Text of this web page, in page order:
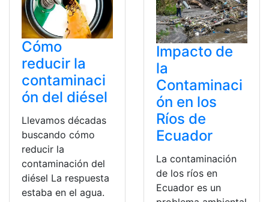
Cómo
reducir la
contaminaci
ón del diésel
Llevamos décadas
buscando cómo
reducir la
contaminación del
diésel La respuesta
estaba en el agua.
Impacto de
la
Contaminaci
ón en los
Ríos de
Ecuador
La contaminación
de los ríos en
Ecuador es un